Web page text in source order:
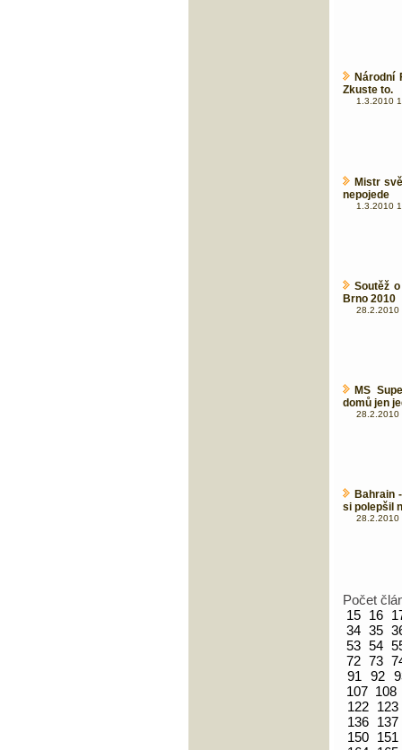
Národní
Zkuste to.
1.3.2010
Mistr
nepojede
1.3.2010
Soutěž
Brno 2010
28.2.2010
MS
domů jen
28.2.2010
Bahrain
si polepšil
28.2.2010
Počet
15 16
34 35
53 54
72 73
91
92
107 108
122
123
136
137
150
151